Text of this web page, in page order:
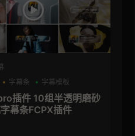
字幕条 字幕模板
插件 10组半透明磨砂
幕条FCPX插件